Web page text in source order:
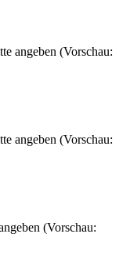
angeben (Vorschau:
angeben (Vorschau:
(Vorschau: